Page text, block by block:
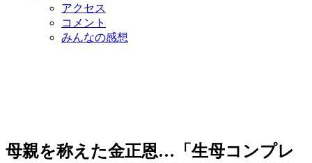
アクセス
コメント
みんなの感想
母親を称えた金正恩…「生母コンプレ